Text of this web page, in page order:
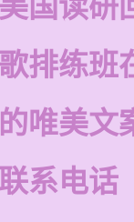
国读研
排练班
唯美文
系电话